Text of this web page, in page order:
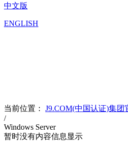
中文版
ENGLISH
当前位置： J9.COM(中国认证)集团
/
Windows Server
暂时没有内容信息显示